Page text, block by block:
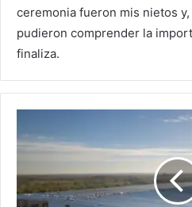
ceremonia fueron mis nietos
pudieron comprender la
finaliza.